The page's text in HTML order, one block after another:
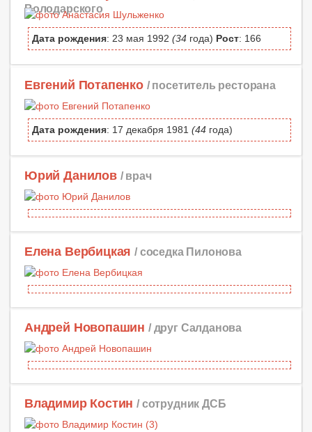
Володарского
Дата рождения: 23 мая 1992 (34 года) Рост: 166
Евгений Потапенко / посетитель ресторана
Дата рождения: 17 декабря 1981 (44 года)
Юрий Данилов / врач
Елена Вербицкая / соседка Пилонова
Андрей Новопашин / друг Салданова
Владимир Костин / сотрудник ДСБ